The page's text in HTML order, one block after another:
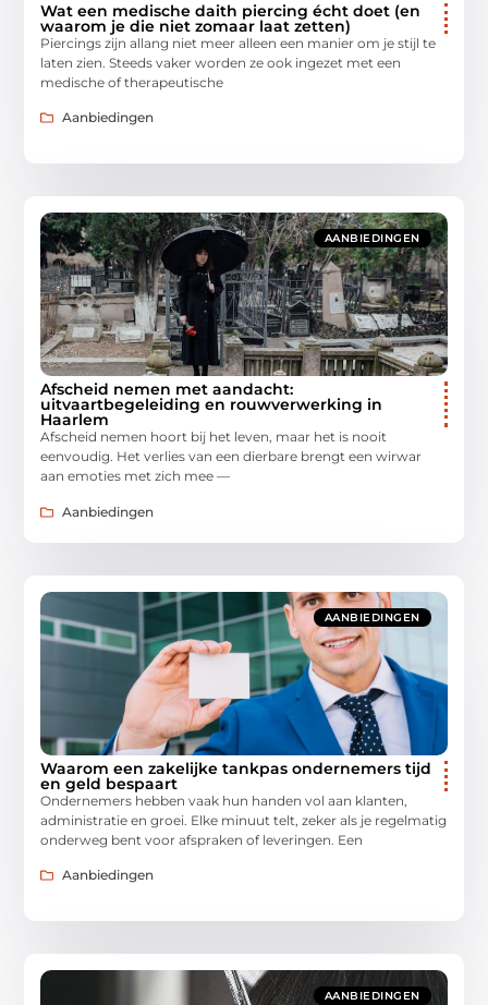
Wat een medische daith piercing écht doet (en
waarom je die niet zomaar laat zetten)
Piercings zijn allang niet meer alleen een manier om je stijl te
laten zien. Steeds vaker worden ze ook ingezet met een
medische of therapeutische
Aanbiedingen
AANBIEDINGEN
Afscheid nemen met aandacht:
uitvaartbegeleiding en rouwverwerking in
Haarlem
Afscheid nemen hoort bij het leven, maar het is nooit
eenvoudig. Het verlies van een dierbare brengt een wirwar
aan emoties met zich mee —
Aanbiedingen
AANBIEDINGEN
Waarom een zakelijke tankpas ondernemers tijd
en geld bespaart
Ondernemers hebben vaak hun handen vol aan klanten,
administratie en groei. Elke minuut telt, zeker als je regelmatig
onderweg bent voor afspraken of leveringen. Een
Aanbiedingen
AANBIEDINGEN